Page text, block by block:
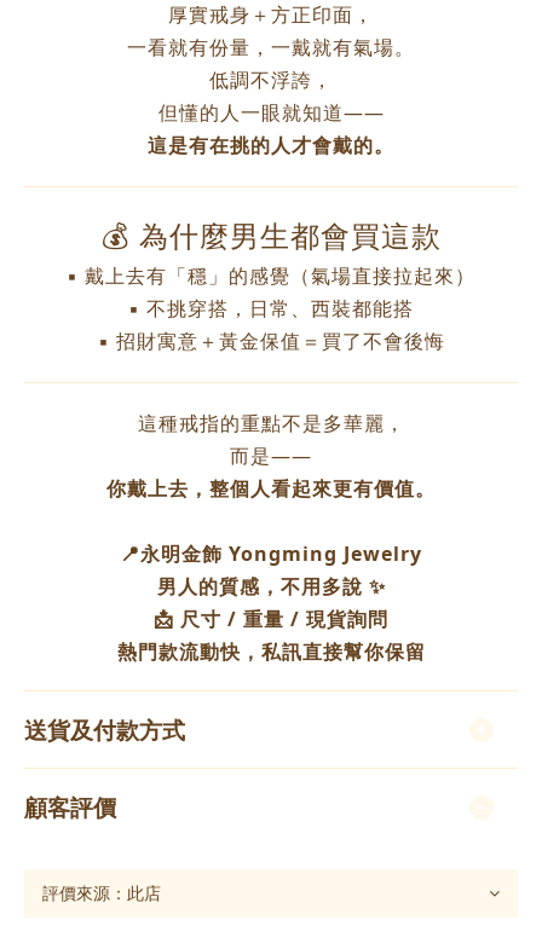
厚實戒身＋方正印面，
一看就有份量，一戴就有氣場。
低調不浮誇，
但懂的人一眼就知道——
這是有在挑的人才會戴的。
💰 為什麼男生都會買這款
▪ 戴上去有「穩」的感覺（氣場直接拉起來）
▪ 不挑穿搭，日常、西裝都能搭
▪ 招財寓意＋黃金保值＝買了不會後悔
這種戒指的重點不是多華麗，
而是——
你戴上去，整個人看起來更有價值。
📍永明金飾 Yongming Jewelry
男人的質感，不用多說 ✨
📩 尺寸 / 重量 / 現貨詢問
熱門款流動快，私訊直接幫你保留
送貨及付款方式
顧客評價